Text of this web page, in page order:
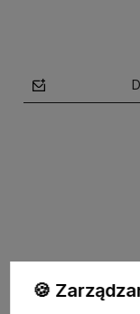
TU JESTEŚMY
🍪